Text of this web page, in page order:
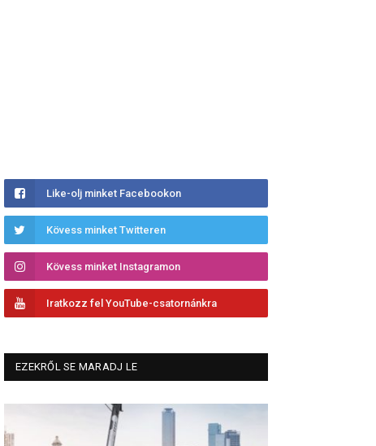
Like-olj minket Facebookon
Kövess minket Twitteren
Kövess minket Instagramon
Iratkozz fel YouTube-csatornánkra
EZEKRŐL SE MARADJ LE